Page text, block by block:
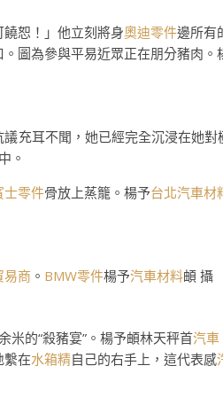
饒恕！」他立刻將身奧迪零件邊所有
圖為參與平易近眾正在朋分豬肉。
議充耳不聞，她已經完全沉浸在她對
。
士零件骨放上蒸籠。楊予台北汽車材
易商 。 BMW零件楊予汽車材料頔 攝
米的“殺豬宴”。楊予頔林天秤首汽車
繫在水箱精自己的右手上，這代表感